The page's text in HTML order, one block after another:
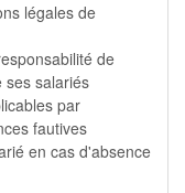
légales de
de
ses salariés
par
fautives
en cas d'absence